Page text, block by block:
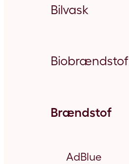
Bilvask
Biobrændstof
Brændstof
AdBlue